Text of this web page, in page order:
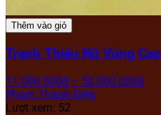
Thêm vào giỏ
Tranh Thiếu Nữ Vùng Cao
11.000.000₫ – 50.000.000₫
Phạm Thanh Điệp
Lượt xem: 52